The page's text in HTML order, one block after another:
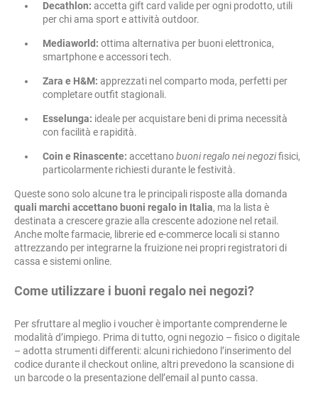
Decathlon: accetta gift card valide per ogni prodotto, utili
per chi ama sport e attività outdoor.
Mediaworld: ottima alternativa per buoni elettronica,
smartphone e accessori tech.
Zara e H&M: apprezzati nel comparto moda, perfetti per
completare outfit stagionali.
Esselunga: ideale per acquistare beni di prima necessità
con facilità e rapidità.
Coin e Rinascente: accettanobuoni regalo nei negozifisici,
particolarmente richiesti durante le festività.
Queste sono solo alcune tra le principali risposte alla domanda
quali marchi accettano buoni regalo in Italia, ma la lista è
destinata a crescere grazie alla crescente adozione nel retail.
Anche molte farmacie, librerie ed e-commerce locali si stanno
attrezzando per integrarne la fruizione nei propri registratori di
cassa e sistemi online.
Come utilizzare i buoni regalo nei negozi?
Per sfruttare al meglio i voucher è importante comprenderne le
modalità d’impiego. Prima di tutto, ogni negozio – fisico o digitale
– adotta strumenti differenti: alcuni richiedono l’inserimento del
codice durante il checkout online, altri prevedono la scansione di
un barcode o la presentazione dell’email al punto cassa.